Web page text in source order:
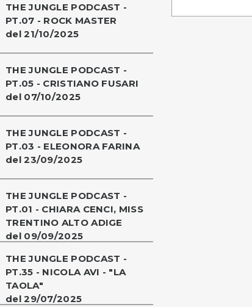
THE JUNGLE PODCAST -
PT.07 - ROCK MASTER
del 21/10/2025
THE JUNGLE PODCAST -
PT.05 - CRISTIANO FUSARI
del 07/10/2025
THE JUNGLE PODCAST -
PT.03 - ELEONORA FARINA
del 23/09/2025
THE JUNGLE PODCAST -
PT.01 - CHIARA CENCI, MISS
TRENTINO ALTO ADIGE
del 09/09/2025
THE JUNGLE PODCAST -
PT.35 - NICOLA AVI - "LA
TAOLA"
del 29/07/2025